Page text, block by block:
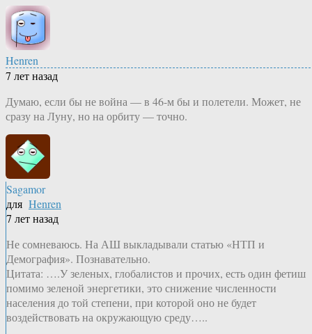
Henren
7 лет назад
Думаю, если бы не война — в 46-м бы и полетели. Может, не
сразу на Луну, но на орбиту — точно.
Sagamor
для Henren
7 лет назад
Не сомневаюсь. На АШ выкладывали статью «НТП и
Демография». Познавательно.
Цитата: ….У зеленых, глобалистов и прочих, есть один фетиш
помимо зеленой энергетики, это снижение численности
населения до той степени, при которой оно не будет
воздействовать на окружающую среду…..